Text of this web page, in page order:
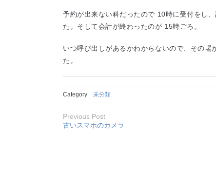
予約が出来ない科だったので 10時に受付をし
た。そして会計が終わったのが 15時ごろ。
いつ呼び出しがあるかわからないので、その
た。
Category 未分類
Previous Post
古いスマホのカメラ